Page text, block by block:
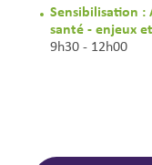
Sensibilisation
santé - enjeux
9h30 - 12h00